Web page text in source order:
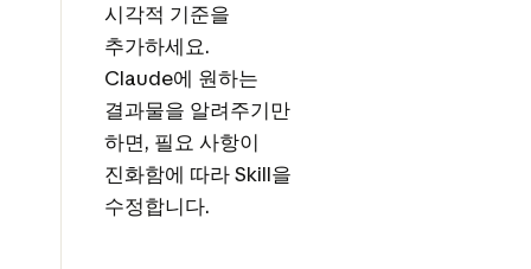
시각적 기준을
추가하세요.
Claude에 원하는
결과물을 알려주기만
하면, 필요 사항이
진화함에 따라 Skill을
수정합니다.